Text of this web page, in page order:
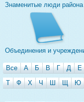
Знаменитые люди района
Объединения и
Все А Б В Г Д Е
Т
Ф Х Ч Ш Щ Ю